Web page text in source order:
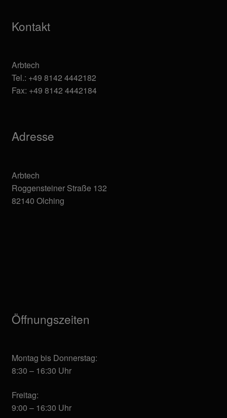
Kontakt
Arbtech
Tel.: +49 8142 4442182
Fax: +49 8142 4442184
Adresse
Arbtech
Roggensteiner Straße 132
82140 Olching
Öffnungszeiten
Montag bis Donnerstag:
8:30 – 16:30 Uhr
Freitag:
9:00 – 16:30 Uhr